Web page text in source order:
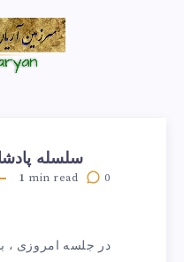
سلسله
1 min read
0
در جلسه امروزی ،